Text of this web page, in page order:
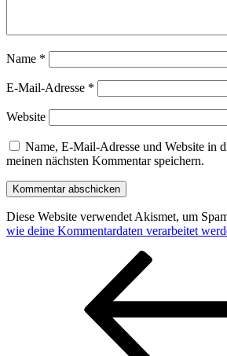
Name *
E-Mail-Adresse *
Website
Name, E-Mail-Adresse und Website in
meinen nächsten Kommentar speichern.
Diese Website verwendet Akismet, um
wie deine Kommentardaten verarbeitet
Beitragsnavigation